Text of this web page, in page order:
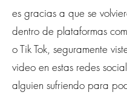
es gracias a que se
dentro de plataformas
o Tik Tok, seguramente
video en estas redes
alguien sufriendo para